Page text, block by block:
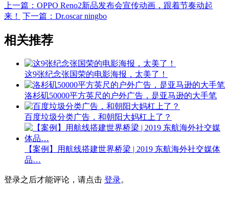
上一篇：OPPO Reno2新品发布会宣传动画，跟着节奏动起
来！
下一篇：Dr.oscar ningbo
相关推荐
这9张纪念张国荣的电影海报，太美了！
洛杉矶50000平方英尺的户外广告，是亚马逊的大手笔
百度垃圾分类广告，和朝阳大妈杠上了？
【案例】用航线搭建世界桥梁 | 2019 东航海外社交媒体
品…
登录之后才能评论，请点击 登录。